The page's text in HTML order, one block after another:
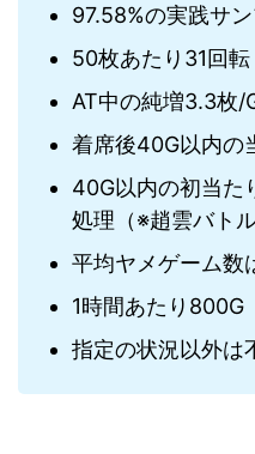
97.58%の実践サ
50枚あたり31回転
AT中の純増3.3枚/
着席後40G以内の
40G以内の初当た
処理（※趙雲バト
平均ヤメゲーム数
1時間あたり800G
指定の状況以外は